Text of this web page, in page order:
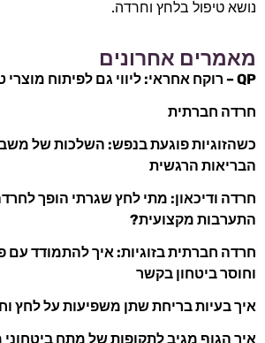
נושא טיפול בלחץ וחרדה.
מאמרים אחרונים
QP – רוקח אחראי: ליווי גם לפיתוח מוצרי טיפול בחרדה
חרדה חברתית
כשהזוגיות פוגעת בנפש: השלכות של
הבריאות הרגשית
חרדה ודיכאון: מתי לחץ שגרתי הופך
התערבות מקצועית?
חרדה חברתית בזוגיות: איך להתמודד
וחוסר ביטחון בקשר
איך בעיות בריחת שתן משפיעות על לחץ
איך הגוף מגיב לתקופות של מתח